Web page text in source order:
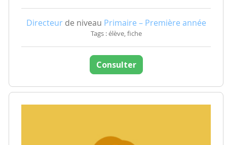
Directeurde niveau Primaire – Première année
Tags : élève, fiche
Consulter